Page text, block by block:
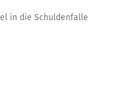
in die Schuldenfalle